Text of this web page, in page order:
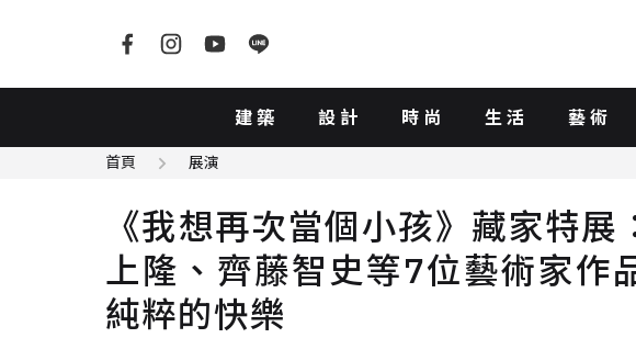
建築 設計 時尚 生活 藝術
首頁 展演
《我想再次當個小孩》藏家特
上隆、齊藤智史等7位藝術家作
純粹的快樂